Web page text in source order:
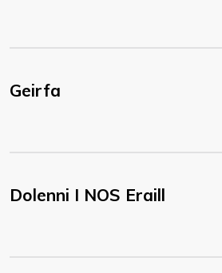
Geirfa
Dolenni I NOS Eraill